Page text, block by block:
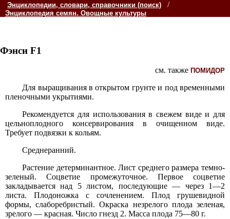
Энциклопедии, словари, справочники (поиск) /
Энциклопедия семян. Овощные культуры
Фэнси F1
см. также ПОМИДОР
Для выращивания в открытом грунте и под временными
пленочными укрытиями.
Рекомендуется для использования в свежем виде и для
цельноплодного консервирования в очищенном виде.
Требует подвязки к кольям.
Среднеранний.
Растение детерминантное. Лист среднего размера темно-
зеленый. Соцветие промежуточное. Первое соцветие
закладывается над 5 листом, последующие — через 1—2
листа. Плодоножка с сочленением. Плод грушевидной
формы, слаборебристый. Окраска незрелого плода зеленая,
зрелого — красная. Число гнезд 2. Масса плода 75—80 г.